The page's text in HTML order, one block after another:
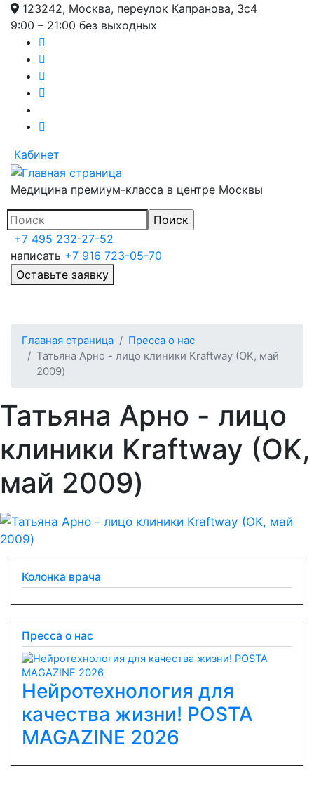
Перейти
123242, Москва, переулок Капранова, 3с4
9:00 – 21:00 без выходных
Кабинет
Медицина премиум-класса в центре Москвы
+7 495 232-27-52
написать +7 916 723-05-70
Оставьте заявку
Главная страница
Пресса о нас
Татьяна Арно - лицо клиники Kraftway (OK, май
2009)
Татьяна Арно - лицо
клиники Kraftway (OK,
май 2009)
Колонка врача
Пресса о нас
Нейротехнология для
качества жизни! POSTA
MAGAZINE 2026
Previous